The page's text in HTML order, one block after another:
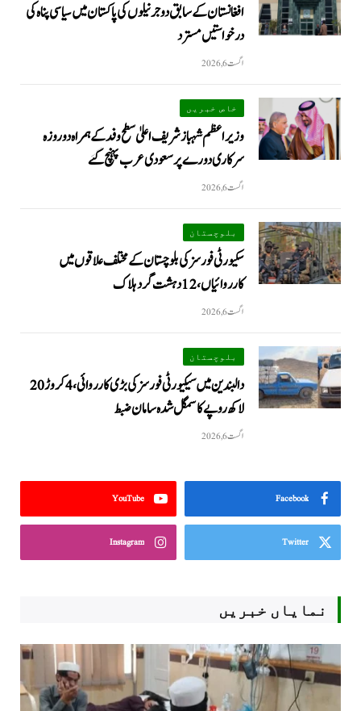
افغانستان کے سابق دو جرنیلوں کی پاکستان میں سیاسی پناہ کی
درخواستیں مسترد
اگست 6, 2026
خاص خبریں
وزیراعظم شہبازشریف اعلیٰ سطح وفد کے ہمراہ دو روزه
سرکاری دورے پر سعودی عرب پہنچ گئے
اگست 6, 2026
بلوچستان
سکیورٹی فورسز کی بلوچستان کے مختلف علاقوں میں
کارروائیاں ، 12 دہشت گرد ہلاک
اگست 6, 2026
بلوچستان
دالبندین میں سیکیورٹی فورسز کی بڑی کارروائی، 4 کروڑ 20
لاکھ روپے کا سمگل شدہ سامان ضبط
اگست 6, 2026
Facebook
YouTube
Twitter
Instagram
نمایاں خبریں